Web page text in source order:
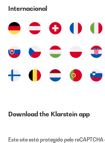
Internacional
Download the Klarstein app
Este site está protegido pelo reCAPTCHA